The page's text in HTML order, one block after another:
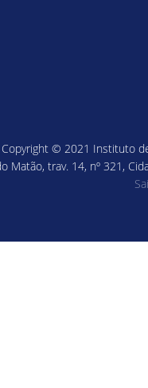
Copyright © 2021 Instituto
Matão, trav. 14, nº 321,